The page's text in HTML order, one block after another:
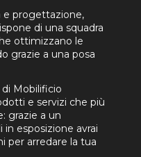
e progettazione,
di una squadra
ottimizzano le
grazie a una posa
Mobilificio
e servizi che più
grazie a un
esposizione avrai
per arredare la tua